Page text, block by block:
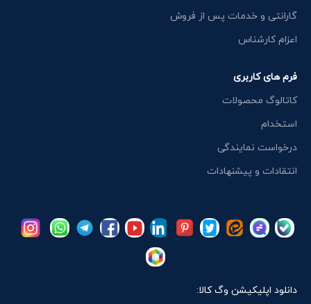
گارانتی و خدمات پس از فروش
اعزام کارشناس
فرم های کاربری
کاتالوگ محصولات
استخدام
درخواست نمایندگی
انتقادات و پیشنهادات
دانلود اپلیکیشن وگ کالا: